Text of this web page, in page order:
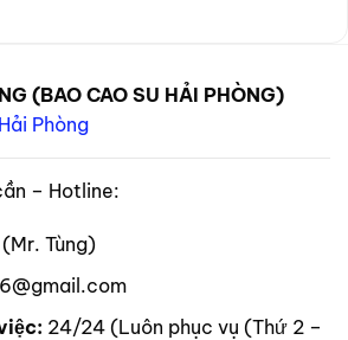
(BAO CAO SU HẢI PHÒNG)
Phòng
– Hotline:
Tùng)
24/24 (Luôn phục vụ (Thứ 2 –